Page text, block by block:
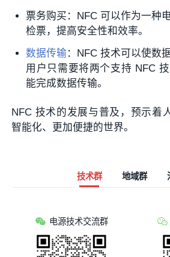
票务购买：NFC 可以作为一种
检票，提高安全性和效率。
数据传输 ：NFC 技术可以使数
用户只需要将两个支持 NFC
能完成数据传输。
NFC 技术的发展与普及，预示着
智能化、更加便捷的世界。
技术群 地域群
电源技术交流群